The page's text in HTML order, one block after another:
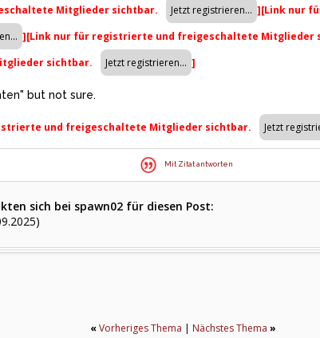
Mitglieder sichtbar. ][Link nur
][Link nur für registrierte und freigeschaltete Mitglieder
sichtbar.
]
but not sure.
und freigeschaltete Mitglieder sichtbar.
Mit Zitat antworten
sich bei spawn02 für diesen Post:
« Vorheriges Thema | Nächstes Thema »